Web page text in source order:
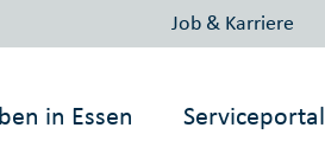
Job & Karriere
in Essen Serviceportal